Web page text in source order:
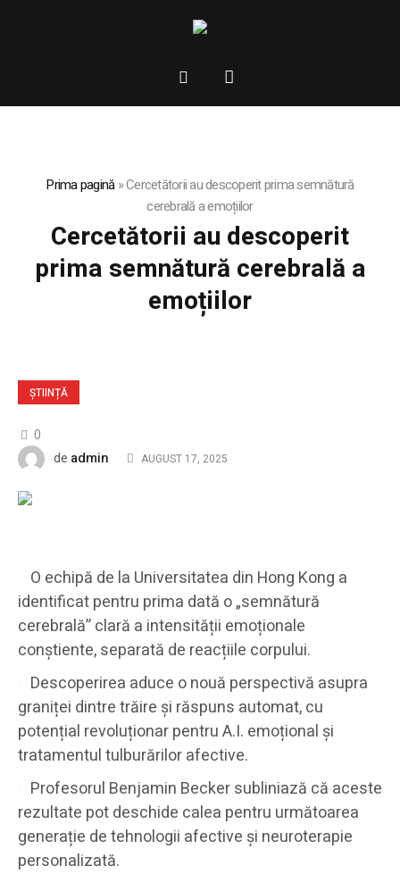
Prima pagină»Cercetătorii au descoperit prima semnătură
cerebrală a emoțiilor
Cercetătorii au descoperit
prima semnătură cerebrală a
emoțiilor
ȘTIINȚĂ
0
de admin AUGUST 17, 2025
O echipă de la Universitatea din Hong Kong a
identificat pentru prima dată o „semnătură
cerebrală” clară a intensității emoționale
conștiente, separată de reacțiile corpului.
Descoperirea aduce o nouă perspectivă asupra
graniței dintre trăire și răspuns automat, cu
potențial revoluționar pentru A.I. emoțional și
tratamentul tulburărilor afective.
Profesorul Benjamin Becker subliniază că aceste
rezultate pot deschide calea pentru următoarea
generație de tehnologii afective și neuroterapie
personalizată.